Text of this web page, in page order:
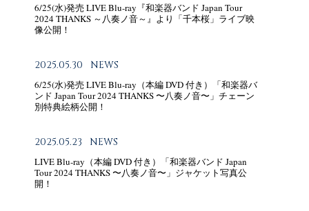
6/25(水)発売 LIVE Blu-ray『和楽器バンド Japan Tour
2024 THANKS ～八奏ノ音～』より「千本桜」ライブ映
像公開！
2025.05.30 NEWS
6/25(水)発売 LIVE Blu-ray（本編 DVD 付き）「和楽器バ
ンド Japan Tour 2024 THANKS 〜八奏ノ音〜」チェーン
別特典絵柄公開！
2025.05.23 NEWS
LIVE Blu-ray（本編 DVD 付き）「和楽器バンド Japan
Tour 2024 THANKS 〜八奏ノ音〜」ジャケット写真公
開！